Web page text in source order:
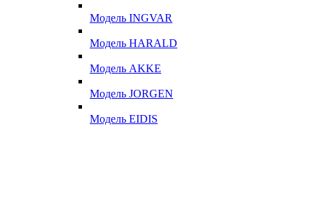
Модель INGVAR
Модель HARALD
Модель AKKE
Модель JORGEN
Модель EIDIS